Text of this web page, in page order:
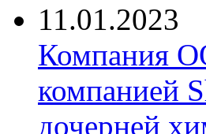
11.01.2023
Компания
компанией
дочерней